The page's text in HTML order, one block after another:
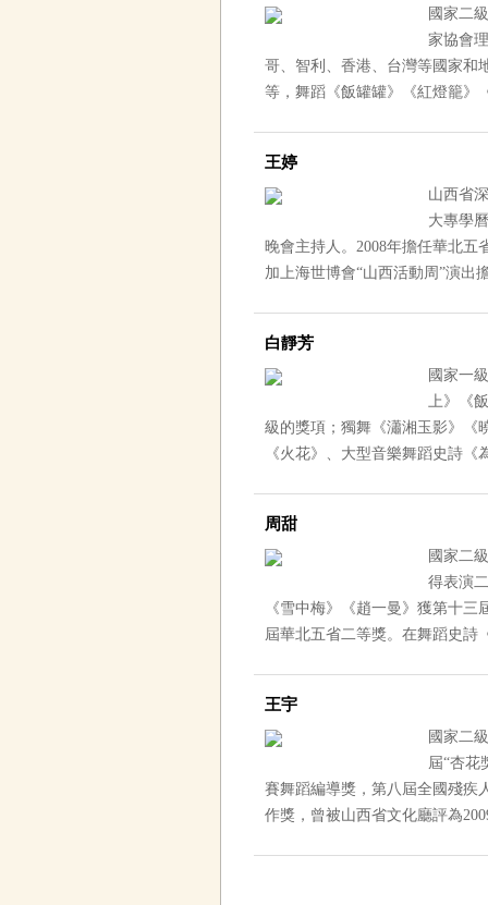
國家二級
家協會理
哥、智利、香港、台灣
等，舞蹈《飯罐罐》《紅燈籠
王婷
山西省
大專學曆
晚會主持人。2008年擔任華北五
加上海世博會“山西活動周”演出
白靜芳
國家一級
上》《
級的獎項；獨舞《瀟湘玉影》《
《火花》、大型音樂舞蹈史
周甜
國家二級
得表演二
《雪中梅》《趙一曼》獲第十三屆
屆華北五省二等獎。在舞蹈史
王宇
國家二級
屆“杏花
賽舞蹈編導獎，第八屆全國殘疾
作獎，曾被山西省文化廳評為